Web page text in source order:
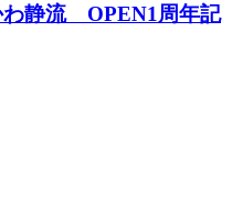
わ静流 OPEN1周年記